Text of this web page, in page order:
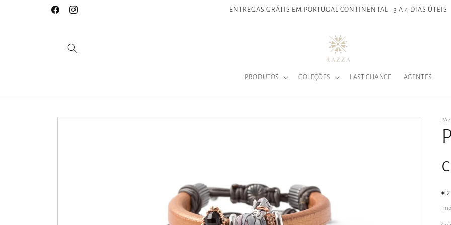
FacebookInstagram
ENTREGAS GRÁTIS EM PORTUGAL CONTINENTAL - 3 A 4 DIAS ÚTEIS
PRODUTOS COLEÇÕES LAST CHANCE AGENTES